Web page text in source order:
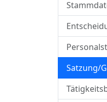
Satzung/